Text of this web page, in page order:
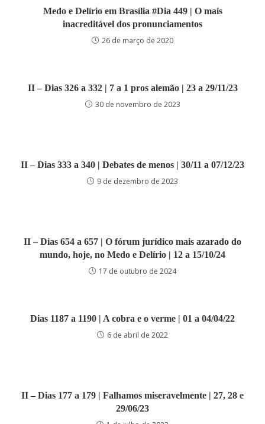
Medo e Delírio em Brasília #Dia 449 | O mais
inacreditável dos pronunciamentos
26 de março de 2020
II – Dias 326 a 332 | 7 a 1 pros alemão | 23 a 29/11/23
30 de novembro de 2023
II – Dias 333 a 340 | Debates de menos | 30/11 a 07/12/23
9 de dezembro de 2023
II – Dias 654 a 657 | O fórum jurídico mais azarado do
mundo, hoje, no Medo e Delírio | 12 a 15/10/24
17 de outubro de 2024
Dias 1187 a 1190 | A cobra e o verme | 01 a 04/04/22
6 de abril de 2022
II – Dias 177 a 179 | Falhamos miseravelmente | 27, 28 e
29/06/23